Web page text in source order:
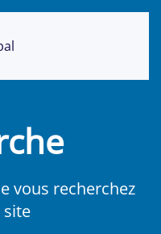
vous recherchez